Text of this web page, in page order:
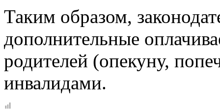
Таким образом,
дополнительные
родителей (опекуну,
инвалидами.